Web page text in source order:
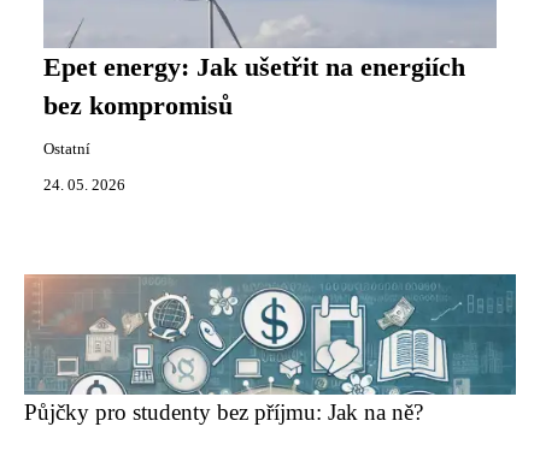
Epet energy: Jak ušetřit na energiích
bez kompromisů
Ostatní
24. 05. 2026
Půjčky pro studenty bez příjmu: Jak na ně?